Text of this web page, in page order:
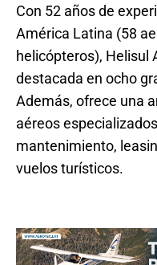
Con 52 años de
América Latina (58
helicópteros), Helisul
destacada en ocho
Además, ofrece una
aéreos
mantenimiento,
vuelos turísticos.